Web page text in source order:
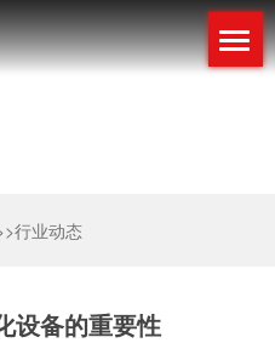
行业动态
设备的重要性